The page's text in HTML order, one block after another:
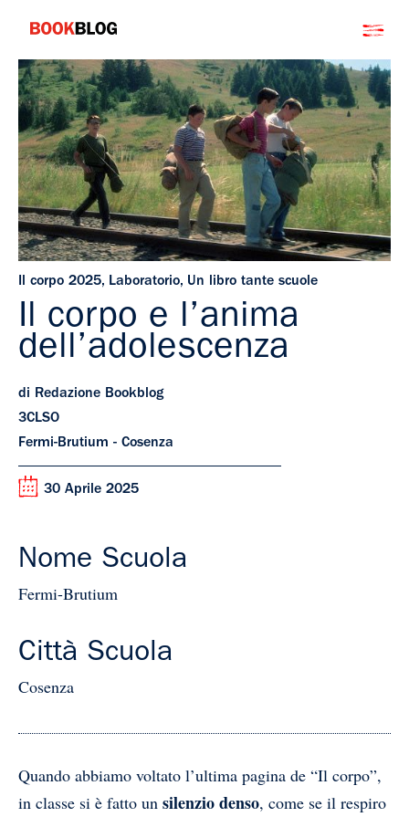
contenuto
Bookblog
Il corpo 2025, Laboratorio, Un libro tante scuole
Il corpo e l’anima
dell’adolescenza
di Redazione Bookblog
3CLSO
Fermi-Brutium - Cosenza
30 Aprile 2025
Nome Scuola
Fermi-Brutium
Città Scuola
Cosenza
Quando abbiamo voltato l’ultima pagina de “Il corpo”,
in classe si è fatto un silenzio denso, come se il respiro